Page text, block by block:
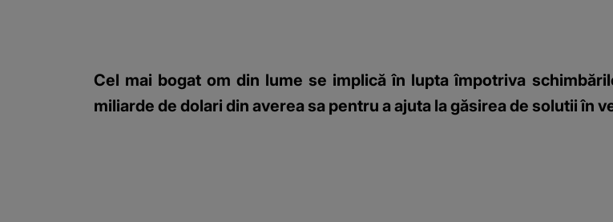
Cel mai bogat om din lume se implică în lupta împotriva
miliarde de dolari din averea sa pentru a ajuta la găsirea de solutii în